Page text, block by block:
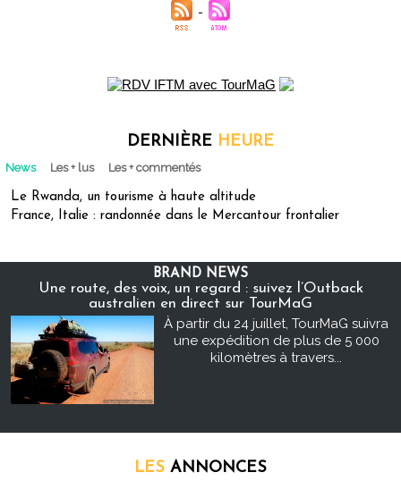
DERNIÈRE HEURE
News Les + lus Les + commentés
Le Rwanda, un tourisme à haute altitude
France, Italie : randonnée dans le Mercantour frontalier
BRAND NEWS
Une route, des voix, un regard : suivez l’Outback
australien en direct sur TourMaG
À partir du 24 juillet, TourMaG suivra
une expédition de plus de 5 000
kilomètres à travers...
LES ANNONCES